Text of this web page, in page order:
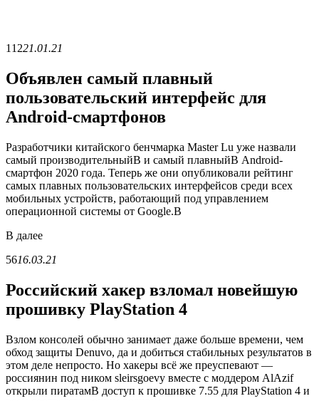
11221.01.21
Объявлен самый плавный
пользовательский интерфейс для
Android-смартфонов
Разработчики китайского бенчмарка Master Lu уже назвали
самый производительныйВ и самый плавныйВ Android-
смартфон 2020 года. Теперь же они опубликовали рейтинг
самых плавных пользовательских интерфейсов среди всех
мобильных устройств, работающий под управлением
операционной системы от Google.В
В далее
5616.03.21
Российский хакер взломал новейшую
прошивку PlayStation 4
Взлом консолей обычно занимает даже больше времени, чем
обход защиты Denuvo, да и добиться стабильных результатов в
этом деле непросто. Но хакеры всё же преуспевают —
россиянин под ником sleirsgoevy вместе с моддером AlAzif
открыли пиратамВ доступ к прошивке 7.55 для PlayStation 4 и